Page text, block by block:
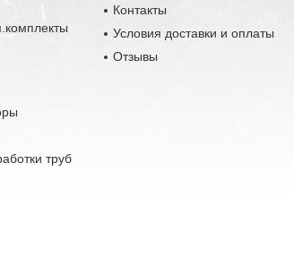
труб
Контакты
Условия доставки и оплаты
Отзывы